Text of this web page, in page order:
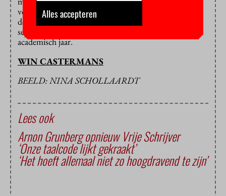
volgend studiejaar onder meer colleges verzorgen aan
de faculteit Geesteswetenschappen. Op maandag 4
september spreekt zij bij de opening van het
academisch jaar.
WIN CASTERMANS
BEELD: NINA SCHOLLAARDT
Lees ook
Arnon Grunberg opnieuw Vrije Schrijver
‘Onze taalcode lijkt gekraakt’
‘Het hoeft allemaal niet zo hoogdravend te zijn’
Alles accepteren